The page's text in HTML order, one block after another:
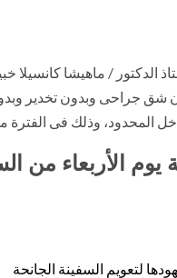
الدكتور / ماهيشا
شق جراحى وبدون تخدير
وذلك فى الفترة من (28 / 3 – 1 / 4 /
من الساعة (3 :